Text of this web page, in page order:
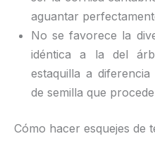
aguantar
No se favorece la
idéntica a la del
estaquilla a
de semilla que
Cómo hacer esquejes de